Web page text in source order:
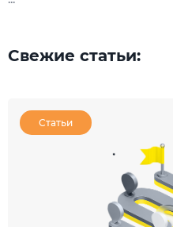
Свежие статьи:
Статьи